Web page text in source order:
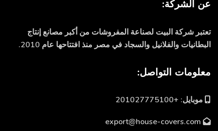
عن الشركة:
تعتبر شركة البيت لصناعة المفروشات من أكبر مصانع إنتاج
البطانيات والفلانيل والسجاد في مصر منذ افتتاحها عام 2010.
معلومات التواصل:
موبايل: +201027775100